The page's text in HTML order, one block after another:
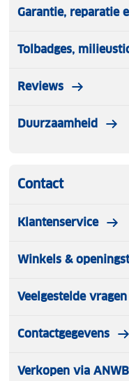
Garantie, reparatie
Tolbadges,
Reviews
Duurzaamheid
Contact
Klantenservice
Winkels &
Veelgestelde vragen
Contactgegevens
Verkopen via